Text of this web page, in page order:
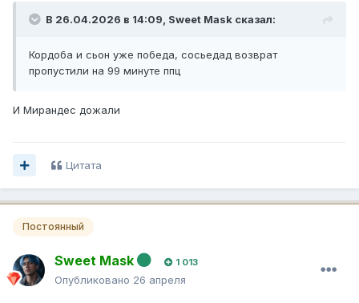
В 26.04.2026 в 14:09, Sweet Mask сказал:
Кордоба и сьон уже победа, сосьедад возврат
пропустили на 99 минуте ппц
И Мирандес дожали
Цитата
Постоянный
Sweet Mask 1 013
Опубликовано 26 апреля